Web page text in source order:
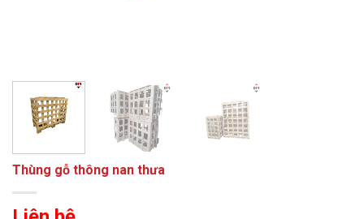
Thùng gỗ thông nan thưa